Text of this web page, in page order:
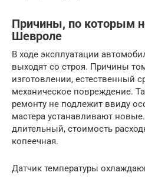
Причины, по которым
Шевроле
В ходе эксплуатации
выходят со строя. Причины
изготовлении, естественный
механическое повреждение.
ремонту не подлежит ввиду
мастера устанавливают
длительный, стоимость
копеечная.
Датчик температуры